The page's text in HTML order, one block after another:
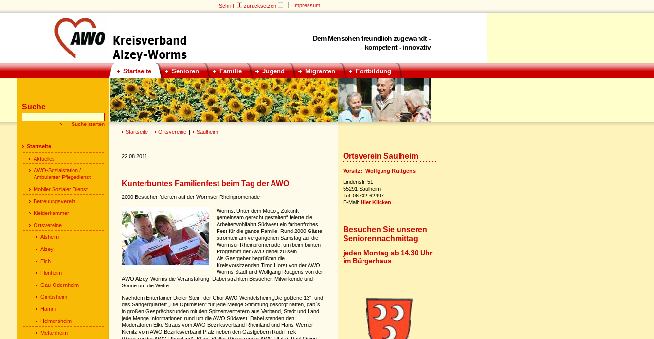
Startseite | Ortsvereine | Saulheim
22.08.2011
Kunterbuntes Familienfest beim Tag der AWO
2000 Besucher feierten auf der Wormser Rheinpromenade
Worms. Unter dem Motto „ Zukunft
gemeinsam gerecht gestalten“ feierte die
Arbeiterwohlfahrt Südwest ein farbenfrohes
Fest für die ganze Familie. Rund 2000 Gäste
strömten am vergangenen Samstag auf die
Wormser Rheinpromenade, um beim bunten
Programm der AWO dabei zu sein.
Als Gastgeber begrüßten die
Kreisvorsitzenden Timo Horst von der AWO
Worms Stadt und Wolfgang Rüttgens von der
AWO Alzey-Worms die Veranstaltung. Dabei strahlten Besucher, Mitwirkende und
Sonne um die Wette.
Nachdem Entertainer Dieter Stein, der Chor AWO Wendelsheim „Die goldene 13“, und
das Sängerquartett „Die Optimisten“ für jede Menge Stimmung gesorgt hatten, gab´s
in großen Gesprächsrunden mit den Spitzenvertretern aus Verband, Stadt und Land
jede Menge Informationen rund um die AWO Südwest. Dabei standen den
Moderatoren Elke Straus vom AWO Bezirksverband Rheinland und Hans-Werner
Kienitz vom AWO Bezirksverband Pfalz neben den Gastgebern Rudi Frick
Ortsverein Saulheim
Vorsitz: Wolfgang Rüttgens
Lindenstr. 51
55291 Saulheim
Tel. 06732-62497
E-Mail: Hier Klicken
Besuchen Sie unseren
Seniorennachmittag
jeden Montag ab 14.30 Uhr
im Bürgerhaus
Suche
Startseite
Aktuelles
AWO-Sozialstation /
Ambulanter Pflegedienst
Mobiler Sozialer Dienst
Betreuungsverein
Kleiderkammer
Ortsvereine
Alsheim
Alzey
Eich
Flonheim
Gau-Odernheim
Gimbsheim
Hamm
Heimersheim
Mettenheim
Schrift: zurücksetzen Impressum
Dem Menschen freundlich zugewandt -
kompetent - innovativ
Startseite Senioren Familie Jugend Migranten Fortbildung